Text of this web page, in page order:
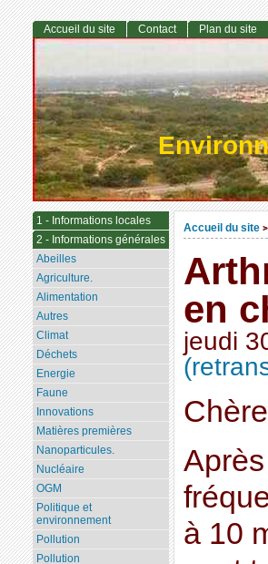
Accueil du site >
en
jeudi
à 10
Accueil du site Contact Plan du site
1 - Informations locales
2 - Informations générales
Abeilles
Agriculture.
Alimentation
Autres
Climat
Déchets
Energie
Faune
Innovations
Matières premières
Nanoparticules.
Nucléaire
OGM
Politique et
environnement
Pollution
Pollution